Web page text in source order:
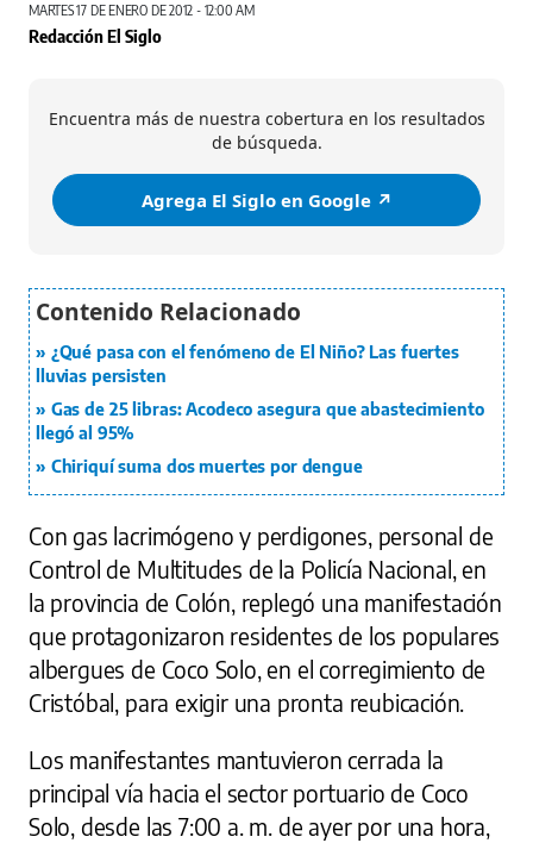
MARTES 17 DE ENERO DE 2012 - 12:00 AM
Redacción El Siglo
Encuentra más de nuestra cobertura en los resultados
de búsqueda.
Agrega El Siglo en Google ↗️
¿Qué pasa con el fenómeno de El Niño? Las fuertes
lluvias persisten
Gas de 25 libras: Acodeco asegura que abastecimiento
llegó al 95%
Chiriquí suma dos muertes por dengue
Con gas lacrimógeno y perdigones, personal de
Control de Multitudes de la Policía Nacional, en
la provincia de Colón, replegó una manifestación
que protagonizaron residentes de los populares
albergues de Coco Solo, en el corregimiento de
Cristóbal, para exigir una pronta reubicación.
Los manifestantes mantuvieron cerrada la
principal vía hacia el sector portuario de Coco
Solo, desde las 7:00 a. m. de ayer por una hora,